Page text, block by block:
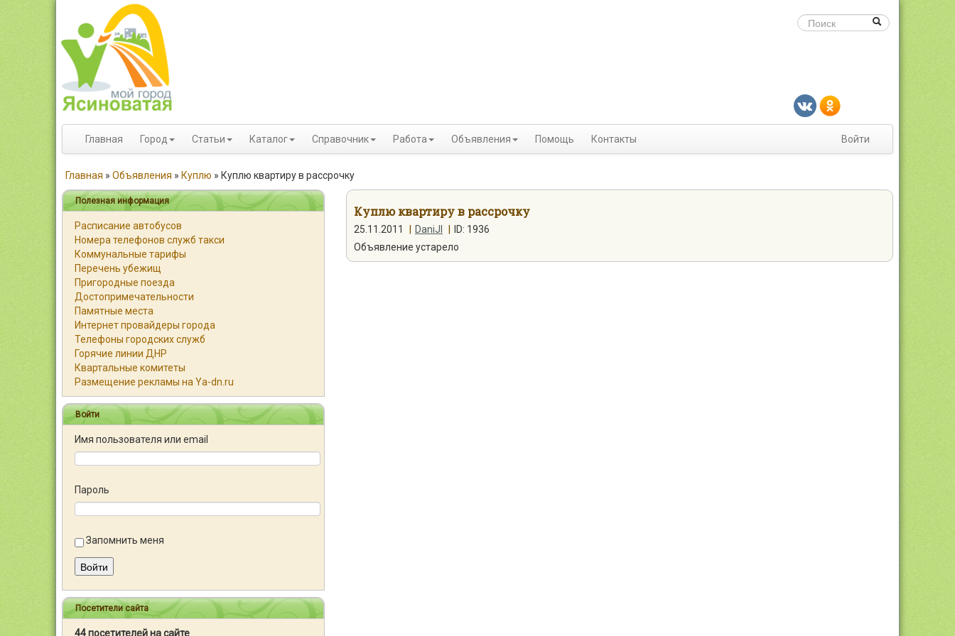
Главная Город Статьи Каталог Справочник Работа Объявления Помощь Контакты Войти
Главная » Объявления » Куплю » Куплю квартиру в рассрочку
Полезная информация
Расписание автобусов
Номера телефонов служб такси
Коммунальные тарифы
Перечень убежищ
Пригородные поезда
Достопримечательности
Памятные места
Интернет провайдеры города
Телефоны городских служб
Горячие линии ДНР
Квартальные комитеты
Размещение рекламы на Ya-dn.ru
Войти
Имя пользователя или email
Пароль
Запомнить меня
Войти
Посетители сайта
44 посетителей на сайте
Куплю квартиру в рассрочку
25.11.2011 DaniJI
ID: 1936
Объявление устарело